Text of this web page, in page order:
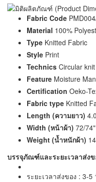
Fabric Code
Material 100%
Type Knitted Fabric
Style Print
Technics Circular knit
Feature Moisture
Certification Oeko-
Fabric type Knitted
Length (ความยาว)
Width (หน้าผ้า) 72/74"
Weight (น้ำหนักผ้า)
บรรจุภัณฑ์และระยะเวลาส่งข
ระยะเวลาส่งของ : 3-